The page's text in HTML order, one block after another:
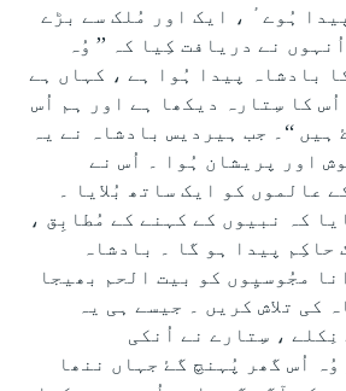
ہُوے ٔ ، ایک اور مُلک سے بڑے
نے دریافت کِیا کہ ’’ وُہ
بادشاہ پیدا ہُوا ہے ، کہاں ہے
کا سِتارہ دیکھا ہے اور ہم اُس
‘‘۔ جب ہیردیس بادشاہ نے یہ
اور پریشان ہُوا ۔ اُس نے
عالموں کو ایک ساتھ بُلایا ۔
کہ نبیوں کے کہنے کے مُطابِق ،
حاکِم پیدا ہو گا ۔ بادشاہ
مجُوسیِوں کو بیت الحم بھیجا
کی تلاش کریں ۔ جیسے ہی یہ
، سِتارے نے اُنکی
اُس گھر پُہنچ گۓ جہاں ننھا